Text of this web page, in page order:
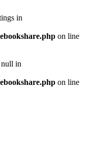
in
on line
null in
on line